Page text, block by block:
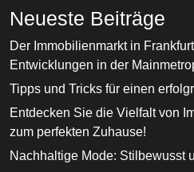
Neueste Beiträge
Der Immobilienmarkt in
Entwicklungen in der
Tipps und Tricks für einen
Entdecken Sie die Vielfalt von
zum perfekten Zuhause!
Nachhaltige Mode: Stilbewusst